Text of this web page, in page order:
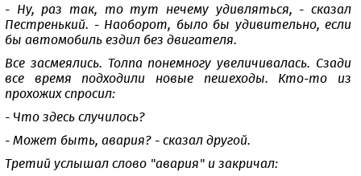
- Ну, раз так, то тут нечему удивляться, - сказал
Пестренький. - Наоборот, было бы удивительно, если
бы автомобиль ездил без двигателя.
Все засмеялись. Толпа понемногу увеличивалась. Сзади
все время подходили новые пешеходы. Кто-то из
прохожих спросил:
- Что здесь случилось?
- Может быть, авария? - сказал другой.
Третий услышал слово "авария" и закричал: